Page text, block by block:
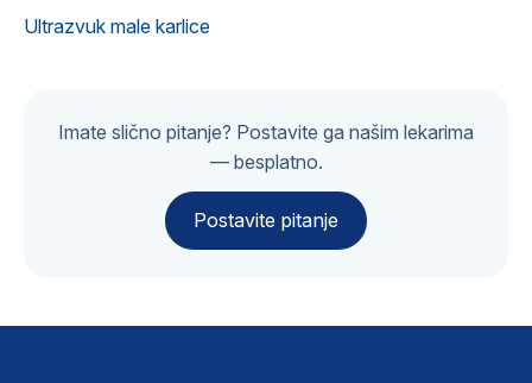
Ultrazvuk male karlice
Imate slično pitanje? Postavite ga našim lekarima
— besplatno.
Postavite pitanje